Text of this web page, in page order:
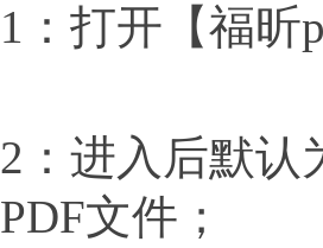
开【福昕
进入后默认
文件；